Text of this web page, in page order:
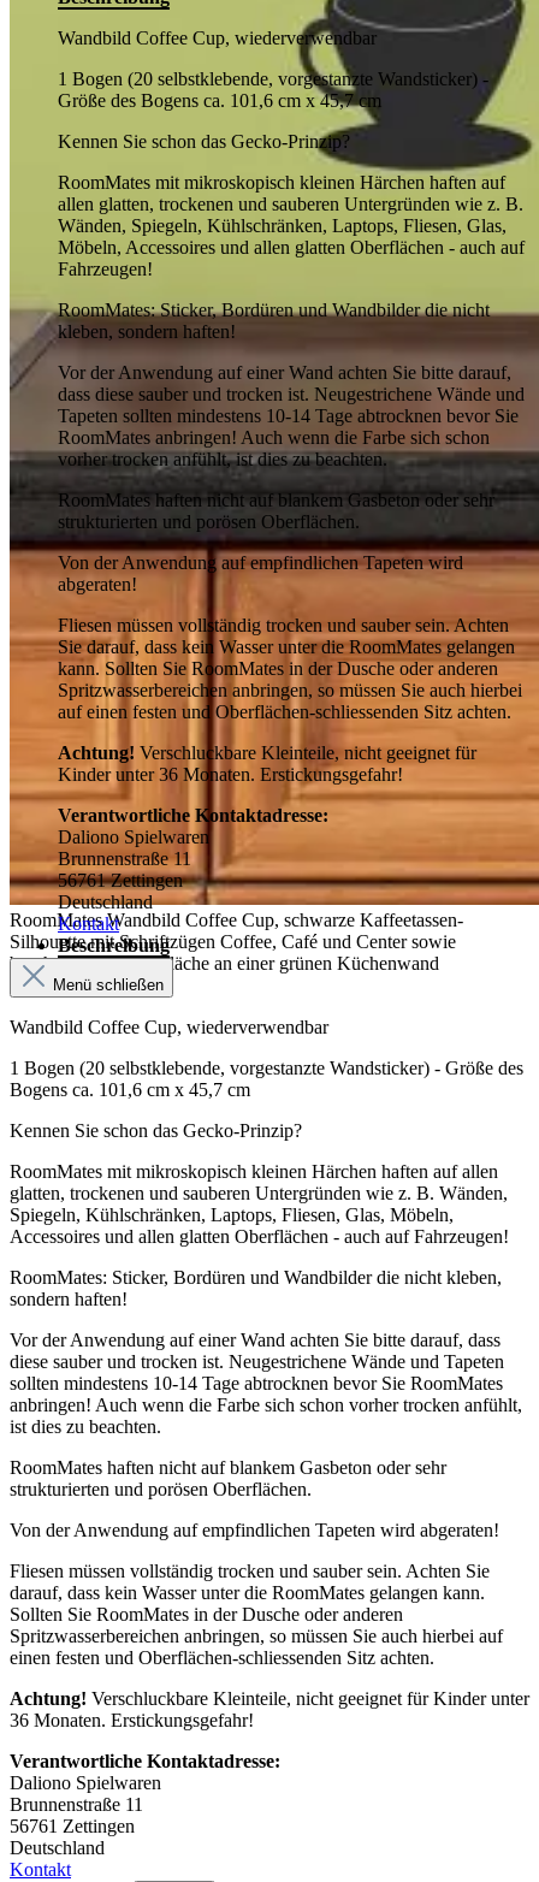
RoomMates Wandbild Coffee Cup, schwarze Kaffeetassen-
Silhouette mit Schriftzügen Coffee, Café und Center sowie
beschreibbarer Tafelfläche an einer grünen Küchenwand
Wandbild Coffee Cup, wiederverwendbar
1 Bogen (20 selbstklebende, vorgestanzte Wandsticker) -
Größe des Bogens ca. 101,6 cm x 45,7 cm
Kennen Sie schon das Gecko-Prinzip?
RoomMates mit mikroskopisch kleinen Härchen haften auf
allen glatten, trockenen und sauberen Untergründen wie z. B.
Wänden, Spiegeln, Kühlschränken, Laptops, Fliesen, Glas,
Möbeln, Accessoires und allen glatten Oberflächen - auch auf
Fahrzeugen!
RoomMates: Sticker, Bordüren und Wandbilder die nicht
kleben, sondern haften!
Vor der Anwendung auf einer Wand achten Sie bitte darauf,
dass diese sauber und trocken ist. Neugestrichene Wände und
Tapeten sollten mindestens 10-14 Tage abtrocknen bevor Sie
RoomMates anbringen! Auch wenn die Farbe sich schon
vorher trocken anfühlt, ist dies zu beachten.
RoomMates haften nicht auf blankem Gasbeton oder sehr
strukturierten und porösen Oberflächen.
Von der Anwendung auf empfindlichen Tapeten wird
abgeraten!
Fliesen müssen vollständig trocken und sauber sein. Achten
Sie darauf, dass kein Wasser unter die RoomMates gelangen
kann. Sollten Sie RoomMates in der Dusche oder anderen
Spritzwasserbereichen anbringen, so müssen Sie auch hierbei
auf einen festen und Oberflächen-schliessenden Sitz achten.
Achtung! Verschluckbare Kleinteile, nicht geeignet für
Kinder unter 36 Monaten. Erstickungsgefahr!
Verantwortliche Kontaktadresse:
Daliono Spielwaren
Brunnenstraße 11
56761 Zettingen
Deutschland
Kontakt
Beschreibung
Menü schließen
Wandbild Coffee Cup, wiederverwendbar
1 Bogen (20 selbstklebende, vorgestanzte Wandsticker) - Größe des
Bogens ca. 101,6 cm x 45,7 cm
Kennen Sie schon das Gecko-Prinzip?
RoomMates mit mikroskopisch kleinen Härchen haften auf allen
glatten, trockenen und sauberen Untergründen wie z. B. Wänden,
Spiegeln, Kühlschränken, Laptops, Fliesen, Glas, Möbeln,
Accessoires und allen glatten Oberflächen - auch auf Fahrzeugen!
RoomMates: Sticker, Bordüren und Wandbilder die nicht kleben,
sondern haften!
Vor der Anwendung auf einer Wand achten Sie bitte darauf, dass
diese sauber und trocken ist. Neugestrichene Wände und Tapeten
sollten mindestens 10-14 Tage abtrocknen bevor Sie RoomMates
anbringen! Auch wenn die Farbe sich schon vorher trocken anfühlt,
ist dies zu beachten.
RoomMates haften nicht auf blankem Gasbeton oder sehr
strukturierten und porösen Oberflächen.
Von der Anwendung auf empfindlichen Tapeten wird abgeraten!
Fliesen müssen vollständig trocken und sauber sein. Achten Sie
darauf, dass kein Wasser unter die RoomMates gelangen kann.
Sollten Sie RoomMates in der Dusche oder anderen
Spritzwasserbereichen anbringen, so müssen Sie auch hierbei auf
einen festen und Oberflächen-schliessenden Sitz achten.
Achtung! Verschluckbare Kleinteile, nicht geeignet für Kinder unter
36 Monaten. Erstickungsgefahr!
Verantwortliche Kontaktadresse:
Daliono Spielwaren
Brunnenstraße 11
56761 Zettingen
Deutschland
Kontakt